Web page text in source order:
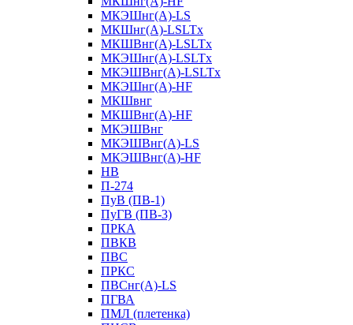
МКЭШнг(А)-LS
МКШнг(А)-LSLTx
МКШВнг(A)-LSLTx
МКЭШнг(А)-LSLTx
МКЭШВнг(A)-LSLTx
МКЭШнг(А)-HF
МКШвнг
МКШВнг(А)-HF
МКЭШВнг
МКЭШВнг(А)-LS
МКЭШВнг(А)-HF
НВ
П-274
ПуВ (ПВ-1)
ПуГВ (ПВ-3)
ПРКА
ПВКВ
ПВС
ПРКС
ПВСнг(А)-LS
ПГВА
ПМЛ (плетенка)